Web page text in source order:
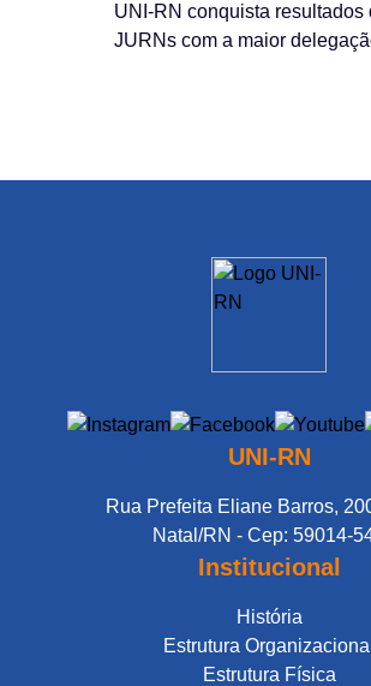
UNI-RN conquista resultados
JURNs com a maior
UNI-RN
Rua Prefeita Eliane Barros,
Natal/RN - Cep: 59014-
Institucional
História
Estrutura Organizacional
Estrutura Física